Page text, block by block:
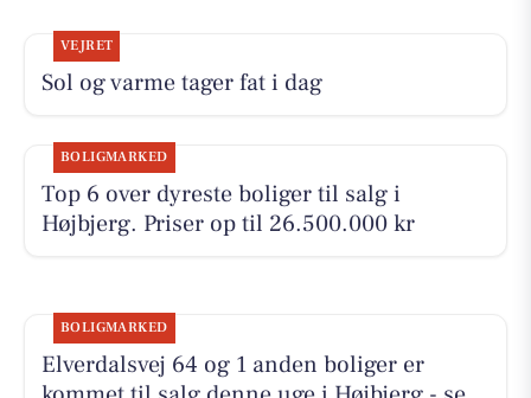
VEJRET
Sol og varme tager fat i dag
BOLIGMARKED
Top 6 over dyreste boliger til salg i
Højbjerg. Priser op til 26.500.000 kr
BOLIGMARKED
Elverdalsvej 64 og 1 anden boliger er